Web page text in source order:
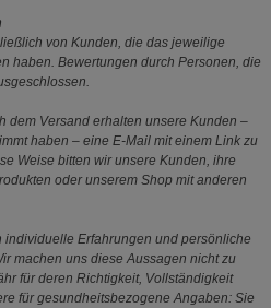
von Kunden, die das jeweilige
haben. Bewertungen durch Personen, die
dem Versand erhalten unsere Kunden –
haben – eine E-Mail mit einem Link zu
Weise bitten wir unsere Kunden, ihre
oder unserem Shop mit anderen
Erfahrungen und persönliche
machen uns diese Aussagen nicht zu
für deren Richtigkeit, Vollständigkeit
für gesundheitsbezogene Angaben: Sie